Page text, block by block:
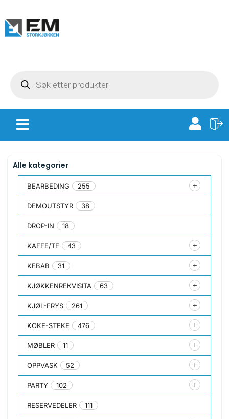
Alle kategorier
BEARBEDING 255
DEMOUTSTYR 38
DROP-IN 18
KAFFE/TE 43
KEBAB 31
KJØKKENREKVISITA 63
KJØL-FRYS 261
KOKE-STEKE 476
MØBLER 11
OPPVASK 52
PARTY 102
RESERVEDELER 111